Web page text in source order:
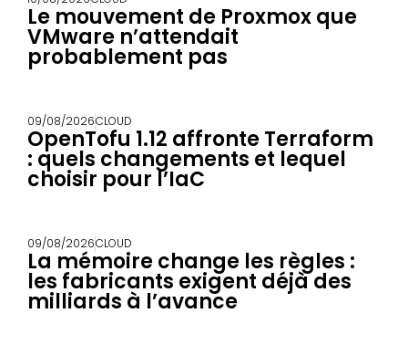
Le mouvement de Proxmox que
VMware n’attendait
probablement pas
09/08/2026CLOUD
OpenTofu 1.12 affronte Terraform
: quels changements et lequel
choisir pour l’IaC
09/08/2026CLOUD
La mémoire change les règles :
les fabricants exigent déjà des
milliards à l’avance